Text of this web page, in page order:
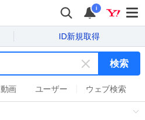
i
ID新規取得
キ
ー
ワ
検索
動画 ユーザー ウェブ検索